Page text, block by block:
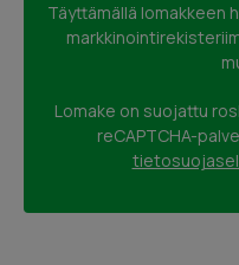
Täyttämällä lomakkeen
Lomake on suojattu
reCAPTCHA-